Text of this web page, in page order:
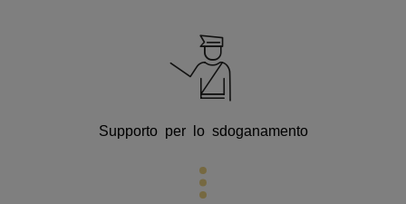
Supporto per lo sdoganamento